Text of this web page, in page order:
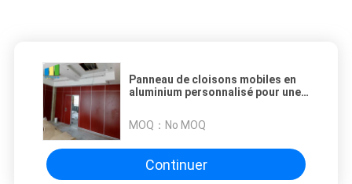
Panneau de cloisons mobiles en
aluminium personnalisé pour une
MOQ： No MOQ
Continuer